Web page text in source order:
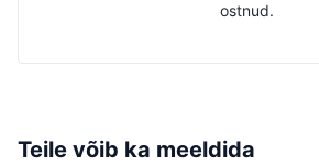
ostnud.
Teile võib ka meeldida